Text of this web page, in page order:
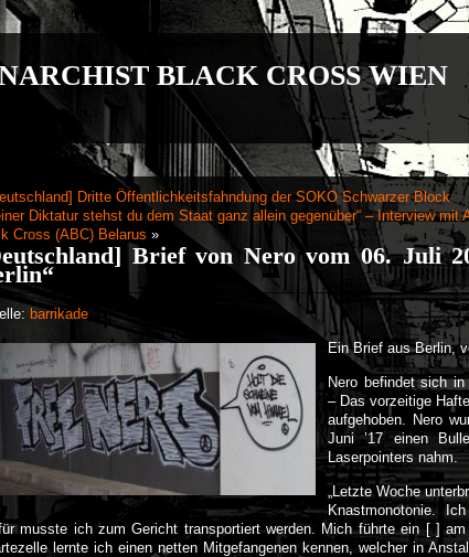
BLACK CROSS WIEN
Dritte Öffentlichkeitsfahndung der SOKO Schwarzer Block
Diktatur stehst du dem Staat ganz allein gegenüber“ – Interview mit
Cross (ABC) Belarus »
Brief von Nero vom 06. Juli
barrikade
Ein Brief aus Berlin,
Nero befindet sich
– Das vorzeitige
aufgehoben. Nero
Juni ’17 einen
Laserpointers nahm.
„Letzte Woche
Knastmonotonie.
musste ich zum Gericht transportiert werden. Mich führte ein [ ]
lernte ich einen netten Mitgefangenen kennen, welcher in